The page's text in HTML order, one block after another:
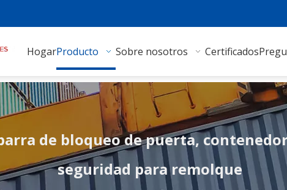
HogarProducto Sobre nosotros Certificados
de bloqueo de puerta,
seguridad para remolque